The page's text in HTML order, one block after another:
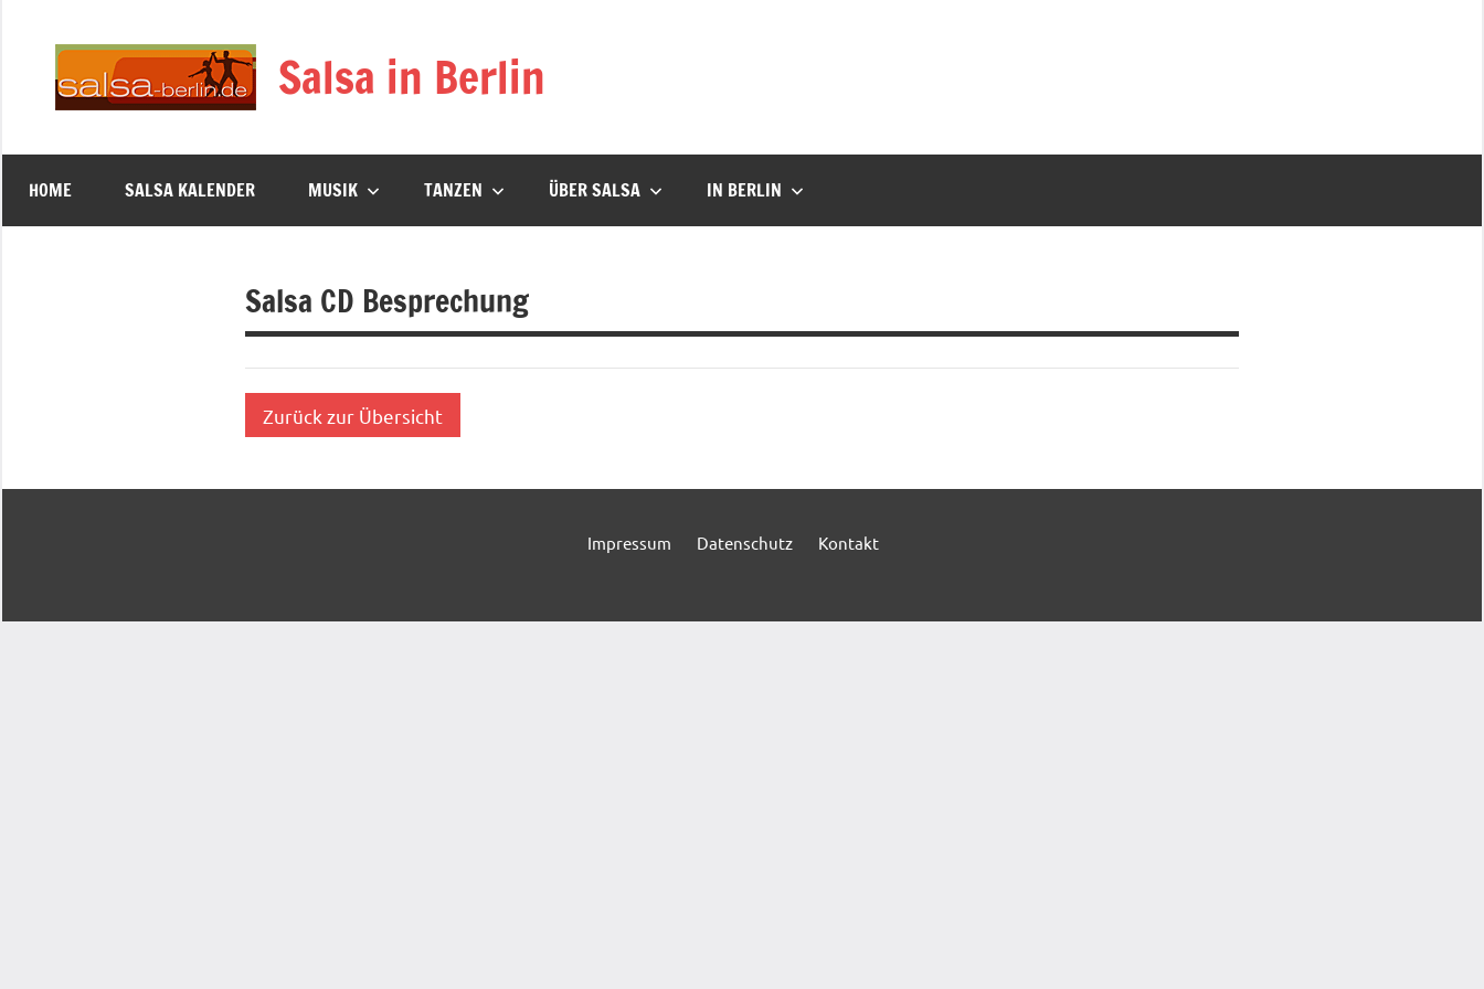
springen
Salsa in Berlin
HOME SALSA KALENDER MUSIK TANZEN ÜBER SALSA IN BERLIN
Salsa CD Besprechung
Zurück zur Übersicht
Impressum Datenschutz Kontakt